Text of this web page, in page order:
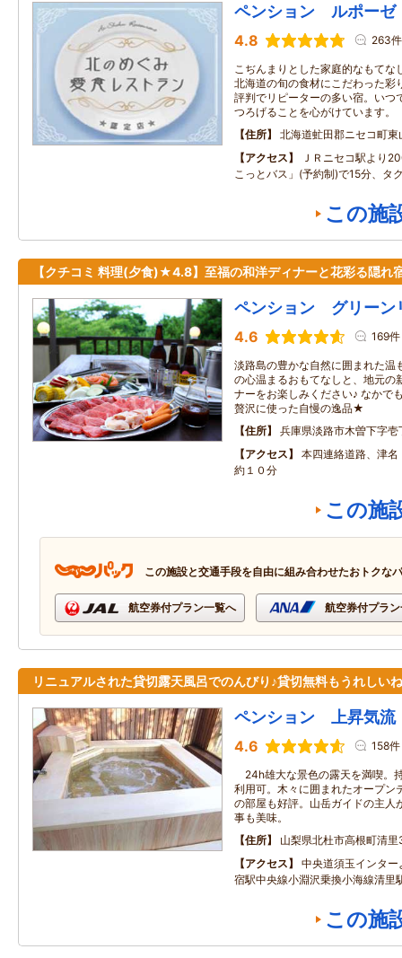
ペンション ルポーゼ
4.8 263件
こぢんまりとした家庭的なもてな
北海道の旬の食材にこだわった彩
評判でリピーターの多い宿。いつ
つろげることを心がけています。
住所
北海道虻田郡ニセコ町東
アクセス
ＪＲニセコ駅より
こっとバス」(予約制)で15分、タ
この施
【クチコミ 料理(夕食)★4.8】至福の和洋ディナーと花彩る隠れ
ペンション グリーン
4.6 169件
淡路島の豊かな自然に囲まれた温
の心温まるおもてなしと、地元の
ナーをお楽しみください♪ なかで
贅沢に使った自慢の逸品★
住所
兵庫県淡路市木曽下字壱
アクセス
本四連絡道路、津
約１０分
この施
この施設と交通手段を自由に組み合わせたおトクな
航空券付プラン一覧へ 航空券付プラ
リニュアルされた貸切露天風呂でのんびり♪貸切無料もうれしいね
ペンション 上昇気流
4.6 158件
24h雄大な景色の露天を満喫。
利用可。木々に囲まれたオープン
の部屋も好評。山岳ガイドの主人
事も美味。
住所
山梨県北杜市高根町清
アクセス
中央道須玉インタ
宿駅中央線小淵沢乗換小海線清里
この施